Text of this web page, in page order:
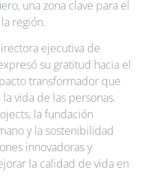
una zona clave para el
región.
ejecutiva de
su gratitud hacia el
transformador que
vida de las personas.
la fundación
y la sostenibilidad
innovadoras y
la calidad de vida en